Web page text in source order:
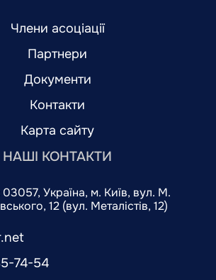
Члени асоціації
Партнери
Документи
Контакти
Карта сайту
НАШІ КОНТАКТИ
Україна, м. Київ, вул. М.
12 (вул. Металістів, 12)
74-54